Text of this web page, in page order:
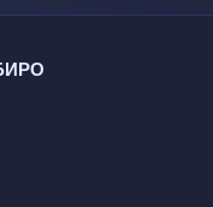
их отношений.